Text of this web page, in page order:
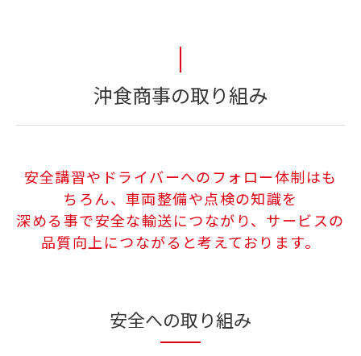
沖食商事の取り組み
安全講習やドライバーへのフォロー体制はも
ちろん、車両整備や点検の知識を
深める事で安全な輸送につながり、サービスの
品質向上につながると考えております。
安全への取り組み